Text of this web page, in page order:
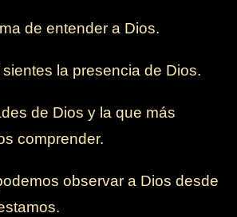
de entender a Dios.
la presencia de Dios.
de Dios y la que más
comprender.
observar a Dios desde